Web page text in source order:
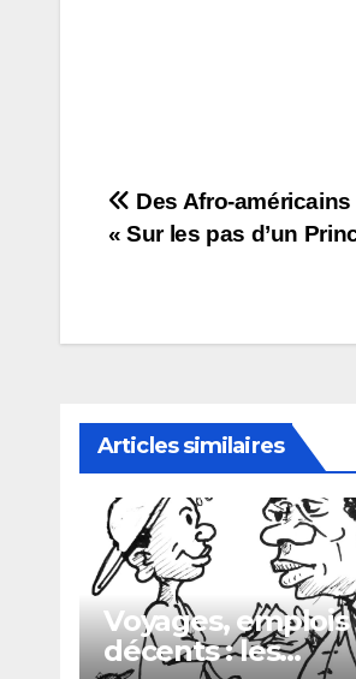
Navigation
Des Afro-
« Sur les pas d’un
Articles similaires
Voyages, emplois
décents : les